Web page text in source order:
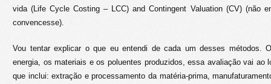
vida (Life Cycle Costing – LCC) and Contingent Valuation (CV) (não
convencesse).
Vou tentar explicar o que eu entendi de cada um desses métodos.
energia, os materiais e os poluentes produzidos, essa avaliação vai ao
que inclui: extração e processamento da matéria-prima,